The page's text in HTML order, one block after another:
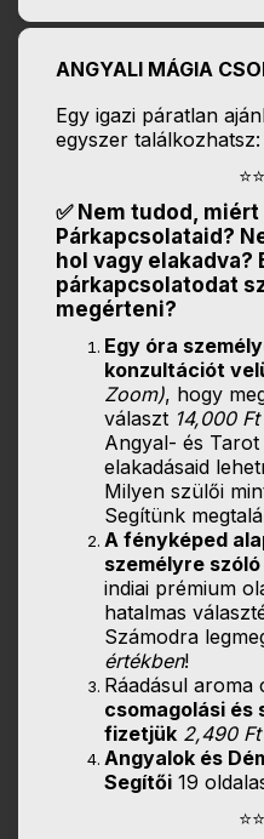
ANGYALI MÁGIA
Egy igazi páratlan
egyszer találkozhatsz:
✅ Nem tudod,
Párkapcsolataid?
hol vagy
párkapcsolatodat
megérteni?
Egy óra
konzultációt
Zoom), hogy
választ 14,000
Angyal- és
elakadásaid
Milyen szülői
Segítünk
A fényképed
személyre
indiai prémium
hatalmas
Számodra
értékben!
Ráadásul aroma
csomagolási és
fizetjük 2,490
Angyalok és
Segítői 19